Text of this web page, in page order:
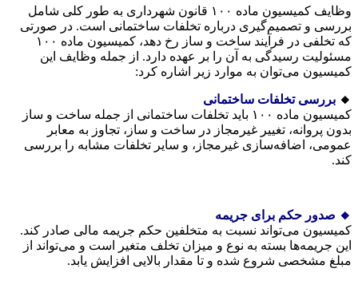
وظایف کمیسیون ماده ۱۰۰ قانون شهرداری به طور کلی شامل
بررسی و تصمیم‌گیری درباره تخلفات ساختمانی است. در صورتی
که تخلفی در فرآیند ساخت و ساز رخ دهد، کمیسیون ماده ۱۰۰
مسئولیت رسیدگی به آن را بر عهده دارد. از جمله وظایف این
کمیسیون می‌توان به موارد زیر اشاره کرد:
🔸 بررسی تخلفات ساختمانی
کمیسیون ماده ۱۰۰ باید تخلفات ساختمانی از جمله ساخت و ساز
بدون پروانه، تغییر غیرمجاز در ساخت و ساز، تجاوز به معابر
عمومی، اضافه‌سازی غیرمجاز، و سایر تخلفات مشابه را بررسی
کند.
🔸 صدور حکم برای جریمه
کمیسیون می‌تواند نسبت به متخلفین حکم جریمه مالی صادر کند.
این جریمه‌ها بسته به نوع و میزان تخلف متغیر است و می‌تواند از
مبلغ مشخصی شروع شده و تا مقدار بالایی افزایش یابد.